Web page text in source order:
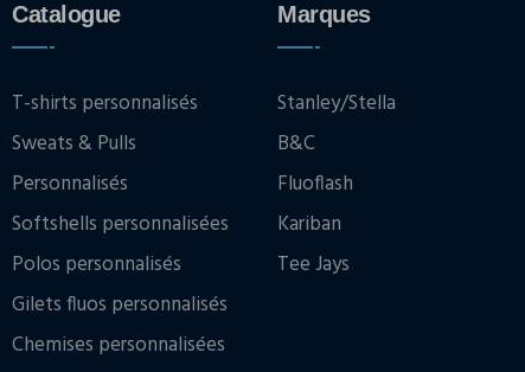
Catalogue
T-shirts personnalisés
Sweats & Pulls
Personnalisés
Softshells personnalisées
Polos personnalisés
Gilets fluos personnalisés
Chemises personnalisées
Marques
Stanley/Stella
B&C
Fluoflash
Kariban
Tee Jays